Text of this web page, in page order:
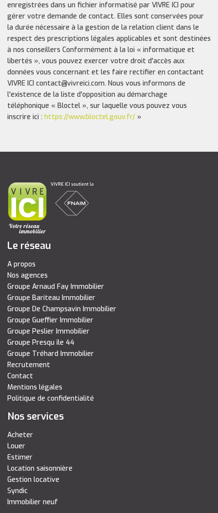
enregistrées dans un fichier informatisé par VIVRE ICI pour
gérer votre demande de contact. Elles sont conservées pour
la durée nécessaire à la gestion de la relation client dans le
respect des prescriptions légales applicables et sont destinées
à nos conseillers Conformément à la loi « informatique et
libertés », vous pouvez exercer votre droit d'accès aux
données vous concernant et les faire rectifier en contactant
VIVRE ICI contact@vivreici.com. Nous vous informons de
l'existence de la liste d'opposition au démarchage
téléphonique « Bloctel », sur laquelle vous pouvez vous
inscrire ici : https://www.bloctel.gouv.fr/ »
Le réseau
A propos
Nos agences
Groupe Arnaud Fay Immobilier
Groupe Bariteau Immobilier
Groupe De Champsavin Immobilier
Groupe Gueffier Immobilier
Groupe Peslier Immobilier
Groupe Presqu île 44
Groupe Tréhard Immobilier
Recrutement
Contact
Mentions légales
Politique de confidentialité
Nos services
Acheter
Louer
Estimer
Location saisonnière
Gestion locative
Syndic
Immobilier neuf